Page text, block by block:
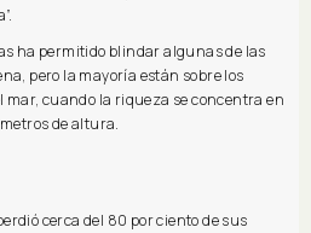
ha permitido blindar algunas de las
pero la mayoría están sobre los
mar, cuando la riqueza se concentra en
de altura.
cerca del 80 por ciento de sus